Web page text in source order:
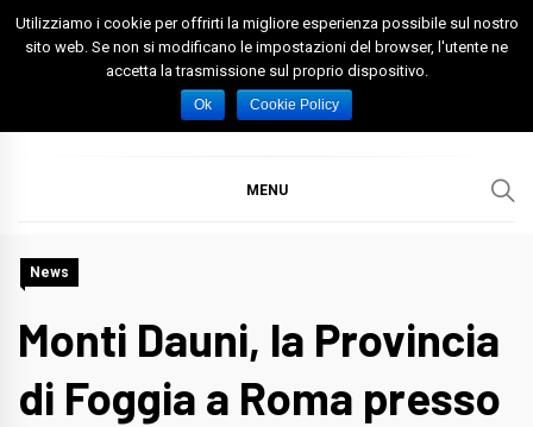
Skip
Spazio Foggia
Foggia News Calcio Eventi e Attività nella Capitanata
MENU
News
Monti Dauni, la Provincia
di Foggia a Roma presso
Utilizziamo i cookie per offrirti la migliore esperienza possibile sul nostro
sito web. Se non si modificano le impostazioni del browser, l'utente ne
accetta la trasmissione sul proprio dispositivo.
Ok Cookie Policy